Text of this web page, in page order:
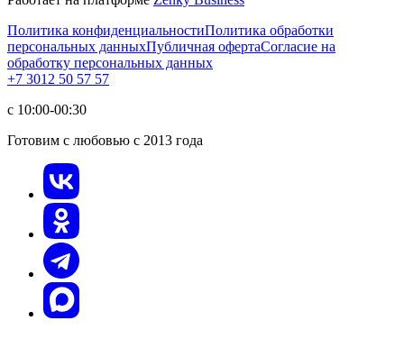
Политика конфиденциальностиПолитика обработки
персональных данныхПубличная офертаСогласие на
обработку персональных данных
+7 3012 50 57 57
с 10:00-00:30
Готовим с любовью с 2013 года